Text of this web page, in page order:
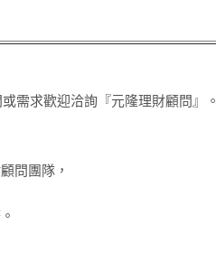
需求歡迎洽詢『元隆理財顧問』。
問團隊，